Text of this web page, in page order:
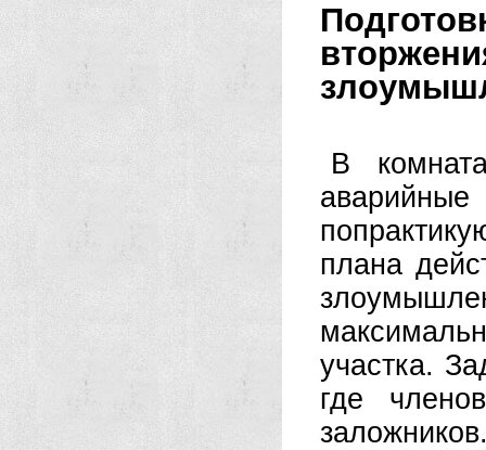
В
плана
участка.
где